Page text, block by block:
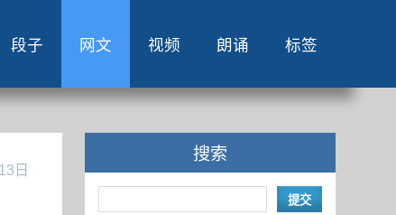
段子 网文 视频 朗诵 标签
日
搜索